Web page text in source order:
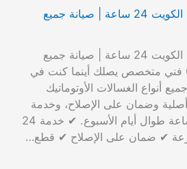
تصليح غسالات اتوماتيك الكويت 24 ساعة | صيانة جميع
تصليح غسالات اتوماتيك الكويت 24 ساعة | صيانة جميع
الماركات | 60615556 فني متخصص يصلك أينما كنت في
أنواع الغسالات الأوتوماتيك
وضمان على الإصلاح، وخدمة
منزلية على مدار 24 ساعة طوال أيام الأسبوع. ✔ خدمة 24
✔ ضمان على الإصلاح ✔ قطع…